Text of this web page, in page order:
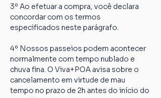
3º Ao efetuar a compra, você declara
concordar com os termos
especificados neste parágrafo.
4º Nossos passeios podem acontecer
normalmente com tempo nublado e
chuva fina. O Viva+POA avisa sobre o
cancelamento em virtude de mau
tempo no prazo de 2h antes do início do